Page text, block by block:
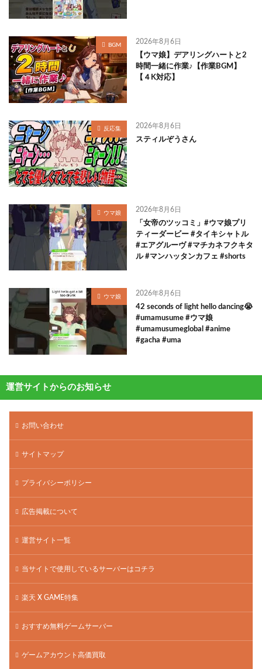
BGM 2026年8月6日
【ウマ娘】デアリングハートと2
時間一緒に作業♪【作業BGM】
【４K対応】
反応集 2026年8月6日
スティルぞうさん
ウマ娘 2026年8月6日
「女帝のツッコミ」#ウマ娘プリ
ティーダービー #タイキシャトル
#エアグルーヴ #マチカネフクキタ
ル #マンハッタンカフェ #shorts
ウマ娘 2026年8月6日
42 seconds of light hello dancing😭
#umamusume #ウマ娘
#umamusumeglobal #anime
#gacha #uma
運営サイトからのお知らせ
お問い合わせ
サイトマップ
プライバシーポリシー
広告掲載について
運営サイト一覧
当サイトで使用しているサーバーはコチラ
楽天 X GAME特集
おすすめ無料ゲームサーバー
ゲームアカウント高価買取